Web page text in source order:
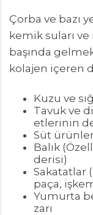
Çorba ve bazı
kemik suları
başında
kolajen içeren
Kuzu ve
Tavuk ve
etlerinin
Süt
Balık
derisi)
Sakatatlar
paça,
Yumurta
zarı